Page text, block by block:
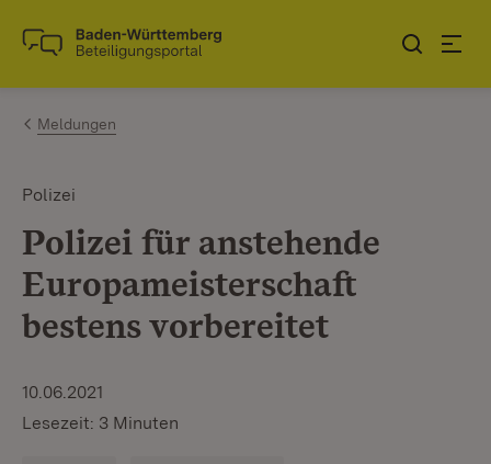
Zum Inhalt springen
Link zur Startseite
Meldungen
Polizei
Polizei für anstehende
Europameisterschaft
bestens vorbereitet
10.06.2021
Lesezeit: 3 Minuten